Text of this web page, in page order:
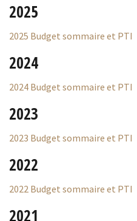
2025
2025 Budget sommaire et PTI
2024
2024 Budget sommaire et PTI
2023
2023 Budget sommaire et PTI
2022
2022 Budget sommaire et PTI
2021